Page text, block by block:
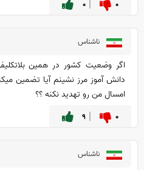
۰ ۰
ناشناس
اگر وضعیت کشور در همین
دانش آموز مرز نشینم آیا تضمین
امسال من رو تهدید نکنه ؟؟
۰ ۹
ناشناس